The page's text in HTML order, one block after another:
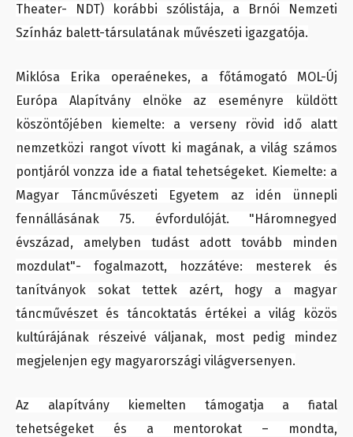
Theater- NDT) korábbi szólistája, a Brnói Nemzeti
Színház balett-társulatának művészeti igazgatója.
Miklósa Erika operaénekes, a főtámogató MOL-Új
Európa Alapítvány elnöke az eseményre küldött
köszöntőjében kiemelte: a verseny rövid idő alatt
nemzetközi rangot vívott ki magának, a világ számos
pontjáról vonzza ide a fiatal tehetségeket. Kiemelte: a
Magyar Táncművészeti Egyetem az idén ünnepli
fennállásának 75. évfordulóját. "Háromnegyed
évszázad, amelyben tudást adott tovább minden
mozdulat"- fogalmazott, hozzátéve: mesterek és
tanítványok sokat tettek azért, hogy a magyar
táncművészet és táncoktatás értékei a világ közös
kultúrájának részeivé váljanak, most pedig mindez
megjelenjen egy magyarországi világversenyen.
Az alapítvány kiemelten támogatja a fiatal
tehetségeket és a mentorokat – mondta,